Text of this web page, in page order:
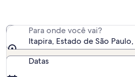
Para onde você vai?
Itapira, Estado de São Paulo,
Datas